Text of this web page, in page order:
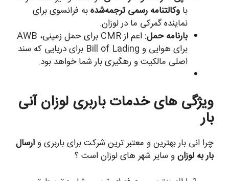
با وکالتنامه رسمی ترجمه‌شدهبه فرانسوی برای
نماینده گمرکی ما در لوزان.
بارنامه حمل:
اعم از CMR برای حمل زمینی، AWB
برای هوایی و Bill of Lading برای دریایی که سند
اصلی مالکیت و رهگیری بار شما خواهد بود.
ویژگی های خدمات باربری لوزان آنی
بار
چرا انی بار بهترین و معتبر ترین شرکت برای باربری وارسال
بار به لوزانو سایر شهر های لوزان است ؟